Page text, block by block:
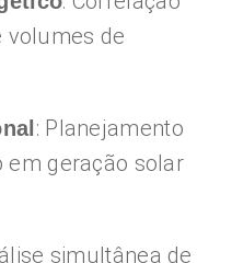
volumes de
: Planejamento
em geração solar
simultânea de